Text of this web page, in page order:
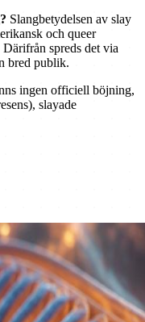
Slangbetydelsen av slay
och queer
spreds det via
bred publik.
ingen officiell böjning,
slayade